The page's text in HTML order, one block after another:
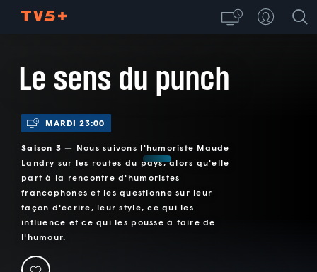
Le sens du punch
MARDI 23:00
Saison 3 — Nous suivons l'humoriste Maude
Landry sur les routes du pays, alors qu'elle
part à la rencontre d'humoristes
francophones et les questionne sur leur
façon d'écrire, leur style, ce qui les
influence et ce qui les pousse à faire de
l'humour.